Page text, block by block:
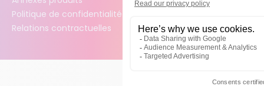
Politique de confidentialité des données
Relations contractuelles